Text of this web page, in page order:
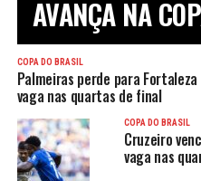
AVANÇA NA
COPA DO BRASIL
Palmeiras perde para
vaga nas quartas de final
COPA DO BRASIL
Cruzeiro
vaga nas